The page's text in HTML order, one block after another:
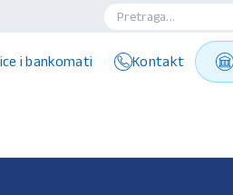
i bankomati Kontakt